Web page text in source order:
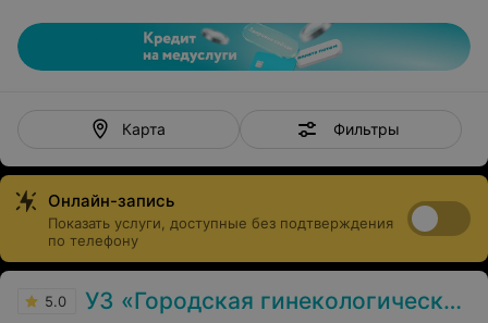
Карта Фильтры
Онлайн-запись
Показать услуги, доступные без подтверждения
по телефону
5.0 УЗ «Городская гинекологическая больница»